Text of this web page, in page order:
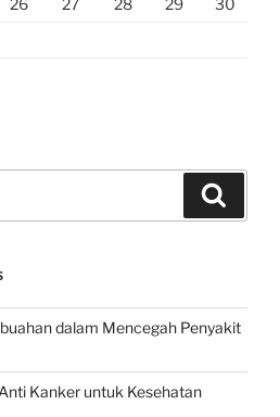
26
27 28 29 30
dalam Mencegah Penyakit
Kanker untuk Kesehatan